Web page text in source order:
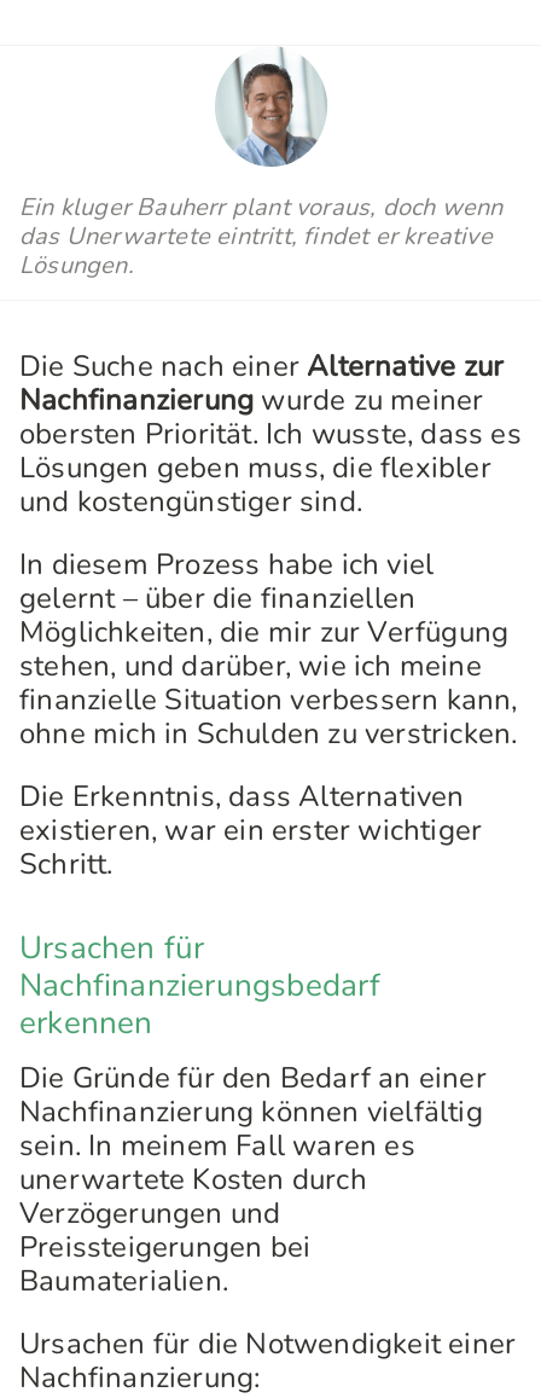
Ein kluger Bauherr plant voraus, doch wenn
das Unerwartete eintritt, findet er kreative
Lösungen.
Die Suche nach einer Alternative zur
Nachfinanzierung wurde zu meiner
obersten Priorität. Ich wusste, dass es
Lösungen geben muss, die flexibler
und kostengünstiger sind.
In diesem Prozess habe ich viel
gelernt – über die finanziellen
Möglichkeiten, die mir zur Verfügung
stehen, und darüber, wie ich meine
finanzielle Situation verbessern kann,
ohne mich in Schulden zu verstricken.
Die Erkenntnis, dass Alternativen
existieren, war ein erster wichtiger
Schritt.
Ursachen für
Nachfinanzierungsbedarf
erkennen
Die Gründe für den Bedarf an einer
Nachfinanzierung können vielfältig
sein. In meinem Fall waren es
unerwartete Kosten durch
Verzögerungen und
Preissteigerungen bei
Baumaterialien.
Ursachen für die Notwendigkeit einer
Nachfinanzierung: